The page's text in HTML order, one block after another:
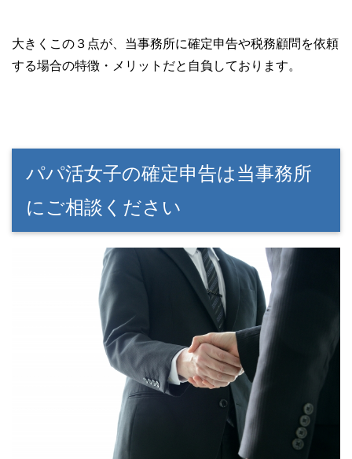
大きくこの３点が、当事務所に確定申告や税務顧問を依頼
する場合の特徴・メリットだと自負しております。
パパ活女子の確定申告は当事務所
にご相談ください